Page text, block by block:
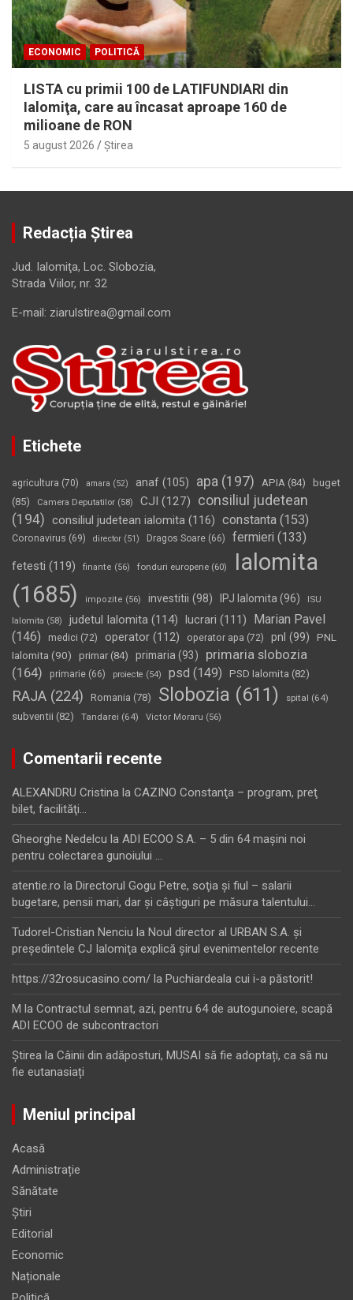
ECONOMIC POLITICĂ
LISTA cu primii 100 de LATIFUNDIARI din
Ialomiţa, care au încasat aproape 160 de
milioane de RON
5 august 2026 Ştirea
Redacția Știrea
Jud. Ialomiţa, Loc. Slobozia,
Strada Viilor, nr. 32
E-mail: ziarulstirea@gmail.com
Etichete
agricultura (70) amara (52) anaf (105) apa (197) APIA (84)
buget
(85)
Camera Deputatilor (58) CJI (127)
consiliul judetean
(194) consiliul judetean ialomita (116) constanta (153)
Coronavirus (69) director (51) Dragos Soare (66) fermieri (133)
fetesti (119) finante (56) fonduri europene (60)
Ialomita
(1685)
impozite (56) investitii (98) IPJ Ialomita (96) ISU
Ialomita (58) judetul Ialomita (114) lucrari (111)
Marian Pavel
(146)
medici (72) operator (112) operator apa (72) pnl (99)
PNL
Ialomita (90) primar(84) primaria (93)
primaria slobozia
(164)
primarie (66) proiecte (54) psd (149) PSD Ialomita (82)
RAJA (224) Romania (78) Slobozia (611) spital (64)
subventii (82) Tandarei (64) Victor Moraru (56)
Comentarii recente
ALEXANDRU Cristina la CAZINO Constanţa – program, preţ
bilet, facilităţi…
Gheorghe Nedelcu la ADI ECOO S.A. – 5 din 64 maşini noi
pentru colectarea gunoiului …
atentie.ro la Directorul Gogu Petre, soţia şi fiul – salarii
bugetare, pensii mari, dar şi câştiguri pe măsura talentului…
Tudorel-Cristian Nenciu la Noul director al URBAN S.A. şi
preşedintele CJ Ialomiţa explică şirul evenimentelor recente
https://32rosucasino.com/ la Puchiardeala cui i-a păstorit!
M la Contractul semnat, azi, pentru 64 de autogunoiere, scapă
ADI ECOO de subcontractori
Ştirea la Câinii din adăposturi, MUSAI să fie adoptați, ca să nu
fie eutanasiați
Meniul principal
Acasă
Administrație
Sănătate
Știri
Editorial
Economic
Naționale